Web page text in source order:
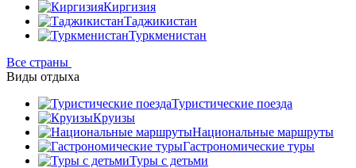
Киргизия
Таджикистан
Туркменистан
Все страны
Виды отдыха
Туристические поезда
Круизы
Национальные маршруты
Гастрономические туры
Туры с детьми